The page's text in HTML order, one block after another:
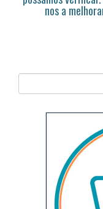
nos a